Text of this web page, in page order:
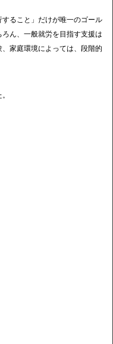
ること」だけが唯一のゴール
ん、一般就労を目指す支援は
家庭環境によっては、段階的